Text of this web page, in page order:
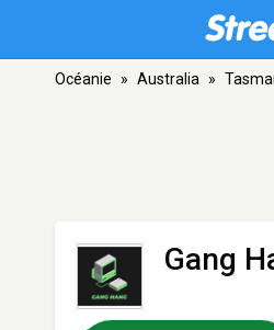
Océanie » Australia »
Gang